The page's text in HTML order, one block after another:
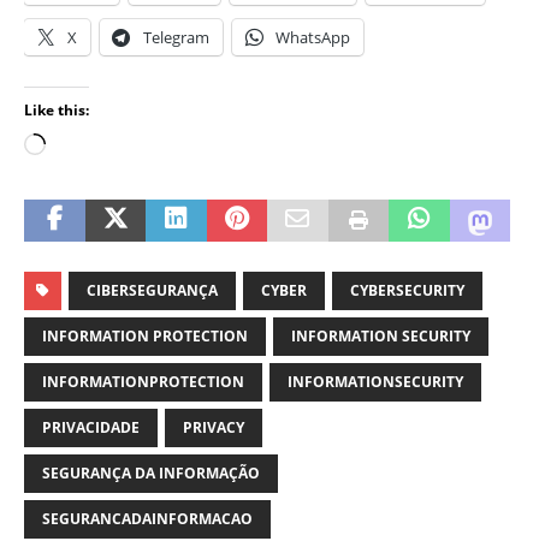
X Telegram WhatsApp
Like this:
CIBERSEGURANÇA CYBER CYBERSECURITY
INFORMATION PROTECTION INFORMATION SECURITY
INFORMATIONPROTECTION INFORMATIONSECURITY
PRIVACIDADE PRIVACY
SEGURANÇA DA INFORMAÇÃO
SEGURANCADAINFORMACAO